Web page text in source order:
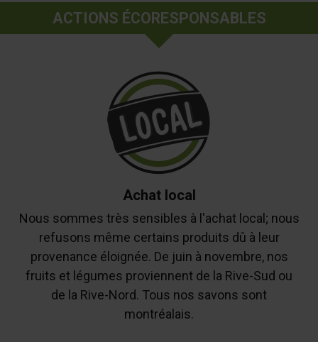
ACTIONS ÉCORESPONSABLES
Achat local
Nous sommes très sensibles à l'achat local; nous
refusons même certains produits dû à leur
provenance éloignée. De juin à novembre, nos
fruits et légumes proviennent de la Rive-Sud ou
de la Rive-Nord. Tous nos savons sont
montréalais.